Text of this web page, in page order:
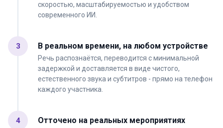
скоростью, масштабируемостью и удобством
современного ИИ.
3 В реальном времени, на любом устройстве
Речь распознаётся, переводится с минимальной
задержкой и доставляется в виде чистого,
естественного звука и субтитров - прямо на телефон
каждого участника.
4 Отточено на реальных мероприятиях